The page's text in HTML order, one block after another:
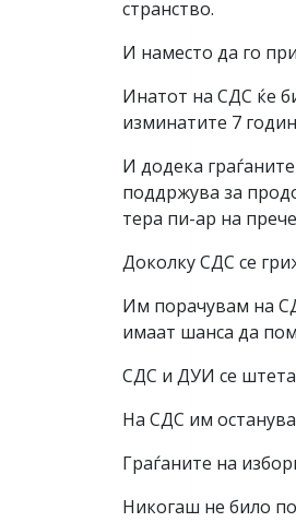
странство.
И наместо да го
Инатот на СДС ќе
изминатите 7
И додека
поддржува за
тера пи-ар на
Доколку СДС се
Им порачувам на
имаат шанса да
СДС и ДУИ се штета
На СДС им
Граѓаните на
Никогаш не било